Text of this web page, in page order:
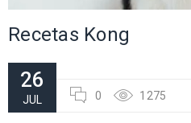
Recetas Kong
26
JUL 0 1275